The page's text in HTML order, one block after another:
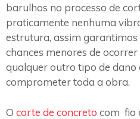
barulhos no processo de
praticamente nenhuma
estrutura, assim
chances menores de
qualquer outro tipo de dano
comprometer toda a obra.
O corte de concreto com fio